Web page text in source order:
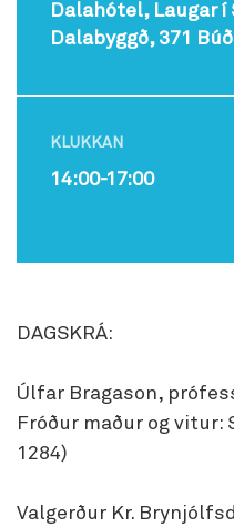
Dalahótel, Laugar
Dalabyggð, 371
KLUKKAN
14:00-17:00
DAGSKRÁ:
Úlfar Bragason,
Fróður maður og vitur:
1284)
Valgerður Kr.